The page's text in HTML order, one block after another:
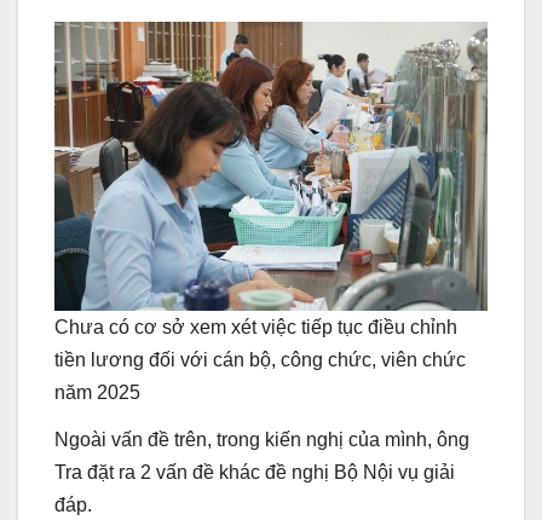
Chưa có cơ sở xem xét việc tiếp tục điều chỉnh
tiền lương đối với cán bộ, công chức, viên chức
năm 2025
Ngoài vấn đề trên, trong kiến nghị của mình, ông
Tra đặt ra 2 vấn đề khác đề nghị Bộ Nội vụ giải
đáp.